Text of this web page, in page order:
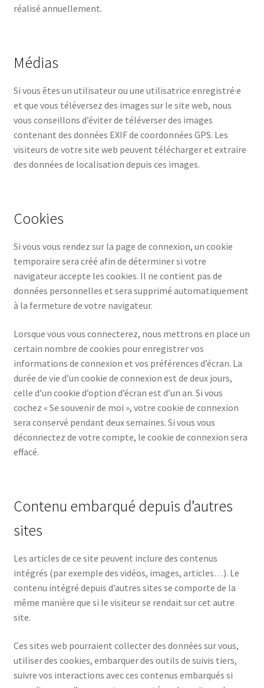
réalisé annuellement.
Médias
Si vous êtes un utilisateur ou une utilisatrice enregistré·e
et que vous téléversez des images sur le site web, nous
vous conseillons d’éviter de téléverser des images
contenant des données EXIF de coordonnées GPS. Les
visiteurs de votre site web peuvent télécharger et extraire
des données de localisation depuis ces images.
Cookies
Si vous vous rendez sur la page de connexion, un cookie
temporaire sera créé afin de déterminer si votre
navigateur accepte les cookies. Il ne contient pas de
données personnelles et sera supprimé automatiquement
à la fermeture de votre navigateur.
Lorsque vous vous connecterez, nous mettrons en place un
certain nombre de cookies pour enregistrer vos
informations de connexion et vos préférences d’écran. La
durée de vie d’un cookie de connexion est de deux jours,
celle d’un cookie d’option d’écran est d’un an. Si vous
cochez « Se souvenir de moi », votre cookie de connexion
sera conservé pendant deux semaines. Si vous vous
déconnectez de votre compte, le cookie de connexion sera
effacé.
Contenu embarqué depuis d’autres
sites
Les articles de ce site peuvent inclure des contenus
intégrés (par exemple des vidéos, images, articles…). Le
contenu intégré depuis d’autres sites se comporte de la
même manière que si le visiteur se rendait sur cet autre
site.
Ces sites web pourraient collecter des données sur vous,
utiliser des cookies, embarquer des outils de suivis tiers,
suivre vos interactions avec ces contenus embarqués si